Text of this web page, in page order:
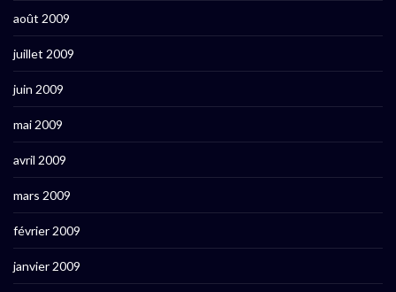
août 2009
juillet 2009
juin 2009
mai 2009
avril 2009
mars 2009
février 2009
janvier 2009